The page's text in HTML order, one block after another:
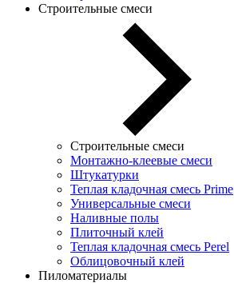
Строительные смеси
Строительные смеси
Монтажно-клеевые смеси
Штукатурки
Теплая кладочная смесь Prime
Универсальные смеси
Наливные полы
Плиточный клей
Теплая кладочная смесь Perel
Облицовочный клей
Пиломатериалы